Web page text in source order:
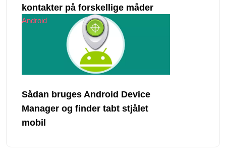
kontakter på forskellige måder
Android
Sådan bruges Android Device
Manager og finder tabt stjålet
mobil